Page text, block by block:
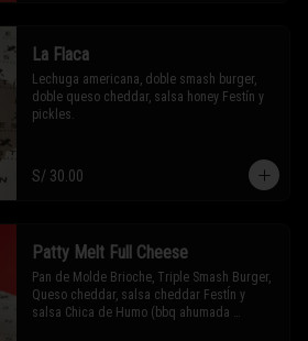
La Flaca
Lechuga americana, doble smash burger,
doble queso cheddar, salsa honey Festín y
pickles.
S/ 30.00
Patty Melt Full Cheese
Pan de Molde Brioche, Triple Smash Burger,
Queso cheddar, salsa cheddar FestÍn y
salsa Chica de Humo (bbq ahumada